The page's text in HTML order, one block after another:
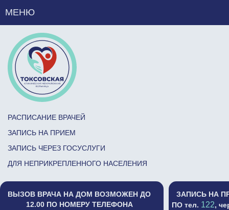
МЕНЮ
РАСПИСАНИЕ ВРАЧЕЙ
ЗАПИСЬ НА ПРИЕМ
ЗАПИСЬ ЧЕРЕЗ ГОСУСЛУГИ
ДЛЯ НЕПРИКРЕПЛЕННОГО НАСЕЛЕНИЯ
ВЫЗОВ ВРАЧА НА ДОМ ВОЗМОЖЕН ДО
12.00 ПО НОМЕРУ ТЕЛЕФОНА
ЗАПИСЬ НА
ПО тел. 122,